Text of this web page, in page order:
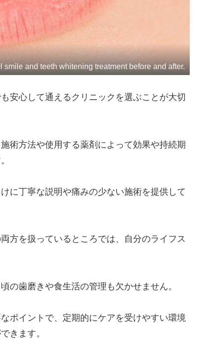
smile and teeth whitening treatment before and after.
安心して通えるクリニックを選ぶことが大切
術方法や使用する薬剤によって効果や持続期
に丁寧な説明や痛みの少ない施術を提供して
方を扱っているところでは、自分のライフス
の歯磨きや食生活の管理も欠かせません。
ポイントで、定期的にケアを受けやすい環境
きます。